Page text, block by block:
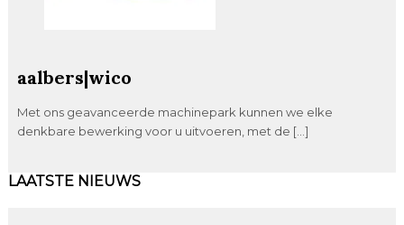
aalbers|wico
Met ons geavanceerde machinepark kunnen we elke
denkbare bewerking voor u uitvoeren, met de […]
LAATSTE NIEUWS